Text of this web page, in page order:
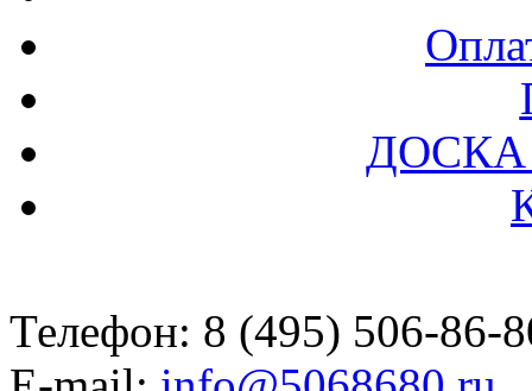
Телефон: 8 (495) 506-86-